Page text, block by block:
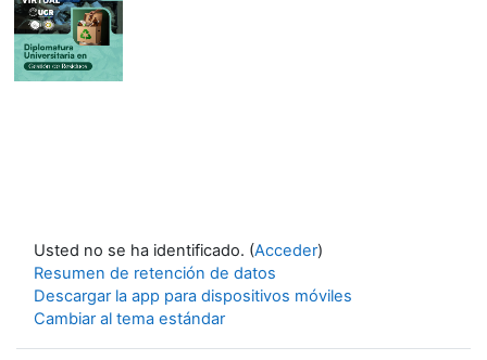
Usted no se ha identificado. (Acceder)
Resumen de retención de datos
Descargar la app para dispositivos móviles
Cambiar al tema estándar